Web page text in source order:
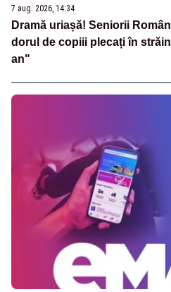
7 aug. 2026, 14:34
Dramă uriașă! Seniorii
dorul de copiii plecați în
an"